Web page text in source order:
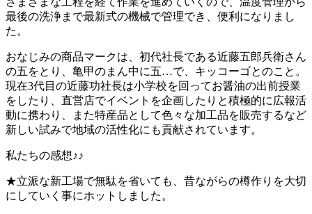
最後の洗浄まで最新式の機械で管理でき、便利になりまし
た。
おなじみの商品マークは、初代社長である近藤五郎兵衛さん
の五をとり、亀甲のまん中に五…で、キッコーゴとのこと。
現在3代目の近藤功社長は小学校を回ってお醤油の出前授業
をしたり、直営店でイベントを企画したりと積極的に広報活
動に携わり、また特産品として色々な加工品を販売するなど
新しい試みで地域の活性化にも貢献されています。
私たちの感想♪♪
★立派な新工場で無駄を省いても、昔ながらの樽作りを大切
にしていく事にホットしました。